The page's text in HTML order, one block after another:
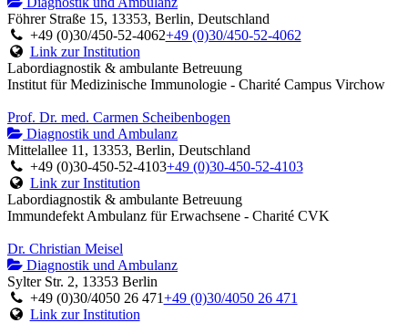
Föhrer Straße 15, 13353, Berlin, Deutschland
+49 (0)30/450-52-4062+49 (0)30/450-52-4062
Link zur Institution
Labordiagnostik & ambulante Betreuung
Institut für Medizinische Immunologie - Charité Campus Virchow
Prof. Dr. med. Carmen Scheibenbogen
Diagnostik und Ambulanz
Mittelallee 11, 13353, Berlin, Deutschland
+49 (0)30-450-52-4103+49 (0)30-450-52-4103
Link zur Institution
Labordiagnostik & ambulante Betreuung
Immundefekt Ambulanz für Erwachsene - Charité CVK
Dr. Christian Meisel
Diagnostik und Ambulanz
Sylter Str. 2, 13353 Berlin
+49 (0)30/4050 26 471+49 (0)30/4050 26 471
Link zur Institution